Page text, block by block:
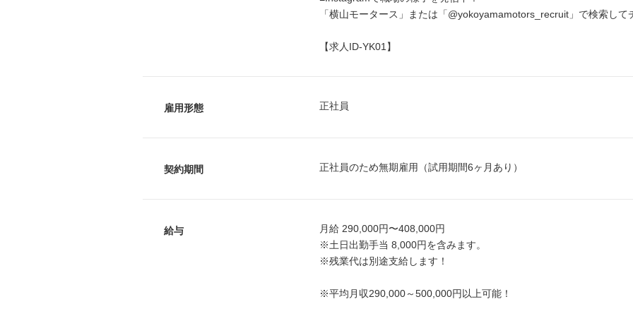
「横山モータース」または「@yokoyamamotors_recruit」で検索して
【求人ID-YK01】
雇用形態 正社員
契約期間 正社員のため無期雇用（試用期間6ヶ月あり）
給与
月給 290,000円〜408,000円
※土日出勤手当 8,000円を含みます。
※残業代は別途支給します！
※平均月収290,000～500,000円以上可能！